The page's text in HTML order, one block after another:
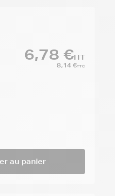
6,78 €HT
8,14 €TTC
au panier